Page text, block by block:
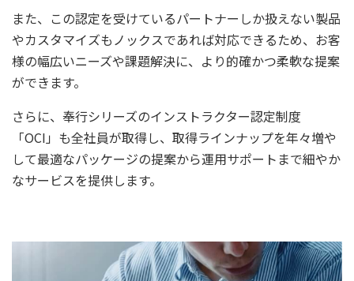
また、この認定を受けているパートナーしか扱えない製品
やカスタマイズもノックスであれば対応できるため、お客
様の幅広いニーズや課題解決に、より的確かつ柔軟な提案
ができます。
さらに、奉行シリーズのインストラクター認定制度
「OCI」も全社員が取得し、取得ラインナップを年々増や
して最適なパッケージの提案から運用サポートまで細やか
なサービスを提供します。